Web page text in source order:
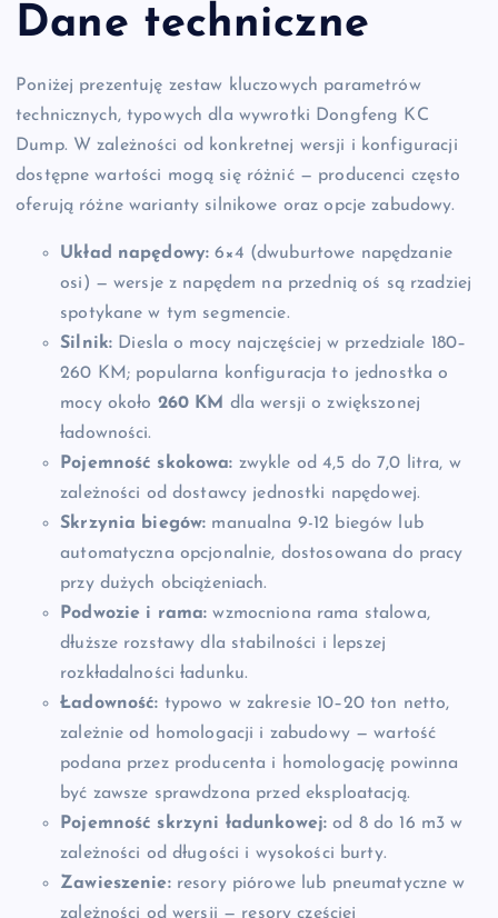
Dane techniczne
Poniżej prezentuję zestaw kluczowych parametrów
technicznych, typowych dla wywrotki Dongfeng KC
Dump. W zależności od konkretnej wersji i konfiguracji
dostępne wartości mogą się różnić — producenci często
oferują różne warianty silnikowe oraz opcje zabudowy.
Układ napędowy: 6×4 (dwuburtowe napędzanie
osi) — wersje z napędem na przednią oś są rzadziej
spotykane w tym segmencie.
Silnik: Diesla o mocy najczęściej w przedziale 180–
260 KM; popularna konfiguracja to jednostka o
mocy około 260 KM dla wersji o zwiększonej
ładowności.
Pojemność skokowa: zwykle od 4,5 do 7,0 litra, w
zależności od dostawcy jednostki napędowej.
Skrzynia biegów: manualna 9-12 biegów lub
automatyczna opcjonalnie, dostosowana do pracy
przy dużych obciążeniach.
Podwozie i rama: wzmocniona rama stalowa,
dłuższe rozstawy dla stabilności i lepszej
rozkładalności ładunku.
Ładowność: typowo w zakresie 10–20 ton netto,
zależnie od homologacji i zabudowy — wartość
podana przez producenta i homologację powinna
być zawsze sprawdzona przed eksploatacją.
Pojemność skrzyni ładunkowej: od 8 do 16 m3 w
zależności od długości i wysokości burty.
Zawieszenie:resory piórowe lub pneumatyczne w
zależności od wersji — resory częściej